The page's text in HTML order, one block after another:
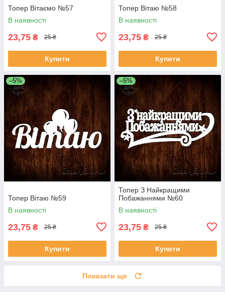
Топер Вітаємо №57
В наявності
23,75 ₴ 25 ₴
Купити
Топер Вітаю №58
В наявності
23,75 ₴ 25 ₴
Купити
–5%
Топер Вітаю №59
В наявності
23,75 ₴ 25 ₴
Купити
–5%
Топер З Найкращими
Побажаннями №60
В наявності
23,75 ₴ 25 ₴
Купити
Показати ще